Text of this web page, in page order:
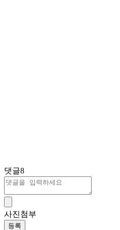
댓글8
사진첨부
등록